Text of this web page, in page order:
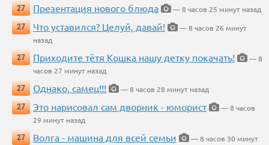
27
Презентация нового блюда
— 8 часов 25 минут назад
27
Что уставился? Целуй, давай!
— 8 часов 26 минут
назад
27
Приходите тётя Кошка нашу детку покачать!
— 8
часов 27 минут назад
27
Однако, самец!!!
— 8 часов 28 минут назад
27
Это нарисовал сам дворник - юморист
— 8 часов
29 минут назад
27
Волга - машина для всей семьи
— 8 часов 30 минут